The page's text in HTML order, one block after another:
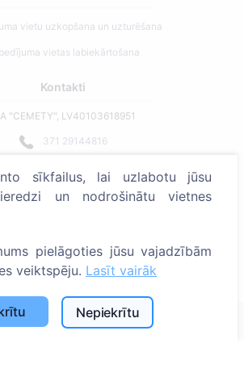
vietu uzkopšana un uzturēšana
vietas labiekārtošana
Kontakti
"CEMETY", LV40103618951
371 29144816
Strādājam visā Latvijā!
Administratoriem
Cemety Visas tiesības aizsargātas
politika un noteikumi.
sīkfailus, lai uzlabotu jūsu
un nodrošinātu vietnes
pielāgoties jūsu vajadzībām
veiktspēju. Lasīt vairāk
Nepiekrītu